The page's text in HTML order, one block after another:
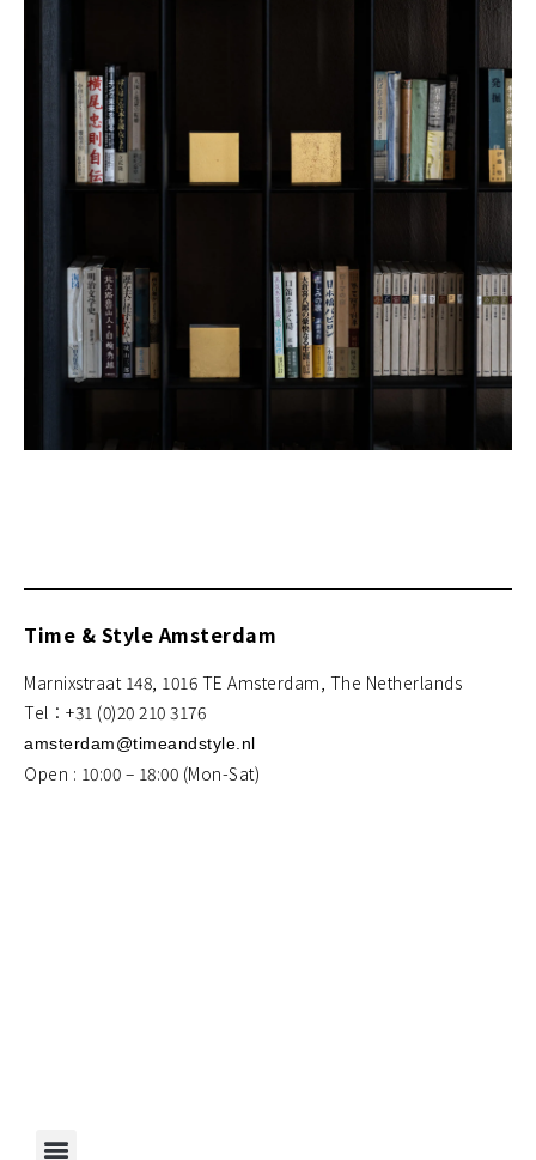
Time & Style Amsterdam
Marnixstraat 148, 1016 TE Amsterdam, The Netherlands
Tel：+31 (0)20 210 3176
amsterdam@timeandstyle.nl
Open : 10:00 – 18:00 (Mon-Sat)